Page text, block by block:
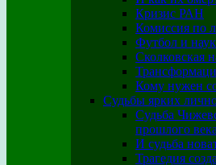
Кризис РАН
Комиссия по
Футбол и
Сколковская
Кому нужен
Судьбы ярких
Судьба
прошлого века
И судьба
Трагедия